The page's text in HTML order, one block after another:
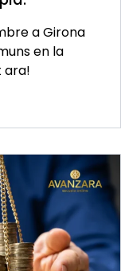
a Girona
en la
ara!